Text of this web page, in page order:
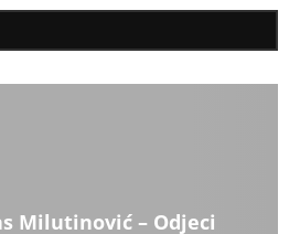
Milutinović – Odjeci